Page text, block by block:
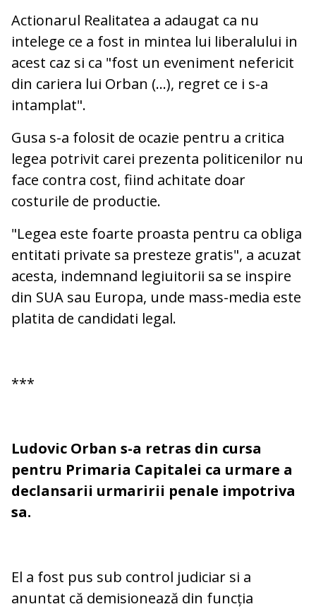
Actionarul Realitatea a adaugat ca nu
intelege ce a fost in mintea lui liberalului in
acest caz si ca "fost un eveniment nefericit
din cariera lui Orban (...), regret ce i s-a
intamplat".
Gusa s-a folosit de ocazie pentru a critica
legea potrivit carei prezenta politicenilor nu
face contra cost, fiind achitate doar
costurile de productie.
"Legea este foarte proasta pentru ca obliga
entitati private sa presteze gratis", a acuzat
acesta, indemnand legiuitorii sa se inspire
din SUA sau Europa, unde mass-media este
platita de candidati legal.
***
Ludovic Orban s-a retras din cursa
pentru Primaria Capitalei ca urmare a
declansarii urmaririi penale impotriva
sa.
El a fost pus sub control judiciar si a
anuntat că demisionează din funcția